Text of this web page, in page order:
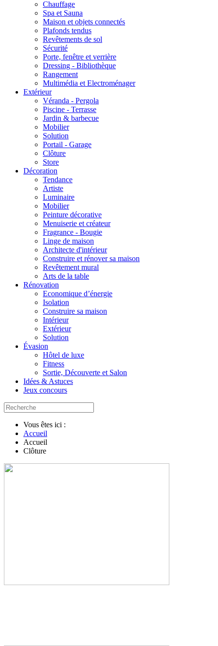
Chauffage
Spa et Sauna
Maison et objets connectés
Plafonds tendus
Revêtements de sol
Sécurité
Porte, fenêtre et verrière
Dressing - Bibliothèque
Rangement
Multimédia et Electroménager
Extérieur
Véranda - Pergola
Piscine - Terrasse
Jardin & barbecue
Mobilier
Solution
Portail - Garage
Clôture
Store
Décoration
Tendance
Artiste
Luminaire
Mobilier
Peinture décorative
Menuiserie et créateur
Fragrance - Bougie
Linge de maison
Architecte d'intérieur
Construire et rénover sa maison
Revêtement mural
Arts de la table
Rénovation
Economique d’énergie
Isolation
Construire sa maison
Intérieur
Extérieur
Solution
Évasion
Hôtel de luxe
Fitness
Sortie, Découverte et Salon
Idées & Astuces
Jeux concours
Vous êtes ici :
Accueil
Accueil
Clôture